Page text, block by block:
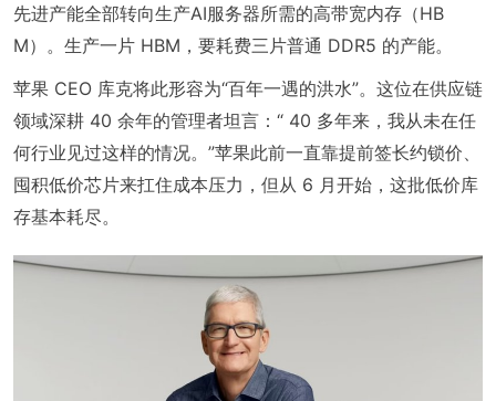
先进产能全部转向生产AI服务器所需的高带宽内存（HB
M）。生产一片 HBM，要耗费三片普通 DDR5 的产能。
苹果 CEO 库克将此形容为“百年一遇的洪水”。这位在供应链
领域深耕 40 余年的管理者坦言：“ 40 多年来，我从未在任
何行业见过这样的情况。”苹果此前一直靠提前签长约锁价、
囤积低价芯片来扛住成本压力，但从 6 月开始，这批低价库
存基本耗尽。